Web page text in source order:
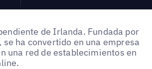
de Irlanda. Fundada por
ha convertido en una empresa
una red de establecimientos en